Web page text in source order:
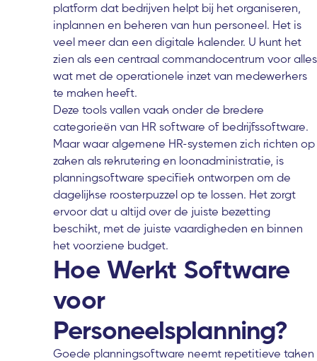
platform dat bedrijven helpt bij het organiseren,
inplannen en beheren van hun personeel. Het is
veel meer dan een digitale kalender. U kunt het
zien als een centraal commandocentrum voor alles
wat met de operationele inzet van medewerkers
te maken heeft.
Deze tools vallen vaak onder de bredere
categorieën van HR software of bedrijfssoftware.
Maar waar algemene HR-systemen zich richten op
zaken als rekrutering en loonadministratie, is
planningsoftware specifiek ontworpen om de
dagelijkse roosterpuzzel op te lossen. Het zorgt
ervoor dat u altijd over de juiste bezetting
beschikt, met de juiste vaardigheden en binnen
het voorziene budget.
Hoe Werkt Software
voor
Personeelsplanning?
Goede planningsoftware neemt repetitieve taken